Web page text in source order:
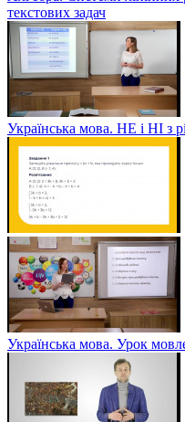
текстових задач
Українська мова. НЕ і НІ з
Українська мова. Урок